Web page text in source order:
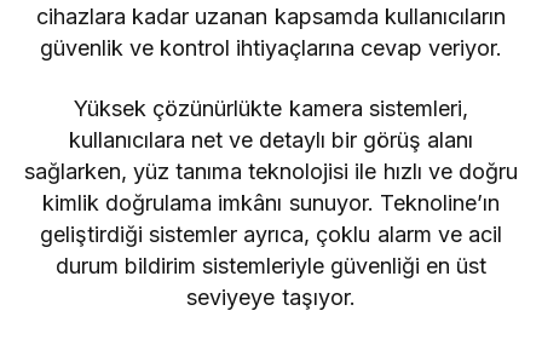
cihazlara kadar uzanan kapsamda kullanıcıların
güvenlik ve kontrol ihtiyaçlarına cevap veriyor.
Yüksek çözünürlükte kamera sistemleri,
kullanıcılara net ve detaylı bir görüş alanı
sağlarken, yüz tanıma teknolojisi ile hızlı ve doğru
kimlik doğrulama imkânı sunuyor. Teknoline’ın
geliştirdiği sistemler ayrıca, çoklu alarm ve acil
durum bildirim sistemleriyle güvenliği en üst
seviyeye taşıyor.